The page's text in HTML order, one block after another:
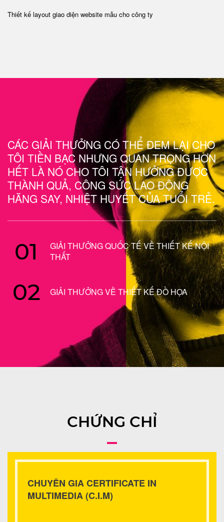
Thiết kế layout giao diện website mẫu cho công ty
CÁC GIẢI THƯỞNG CÓ THỂ ĐEM LẠI CHO
TÔI TIỀN BẠC NHƯNG QUAN TRỌNG HƠN
HẾT LÀ NÓ CHO TÔI TẬN HƯỞNG ĐƯỢC
THÀNH QUẢ, CÔNG SỨC LAO ĐỘNG
HĂNG SAY, NHIỆT HUYẾT CỦA TUỔI TRẺ.
01
GIẢI THƯỞNG QUỐC TẾ VỀ THIẾT KẾ NỘI
THẤT
02 GIẢI THƯỞNG VỀ THIẾT KẾ ĐỒ HỌA
CHỨNG CHỈ
CHUYÊN GIA CERTIFICATE IN
MULTIMEDIA (C.I.M)